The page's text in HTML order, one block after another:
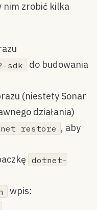
nim zrobić kilka
sdk
do budowania
(niestety Sonar
działania)
restore , aby
dotnet-
wpis: